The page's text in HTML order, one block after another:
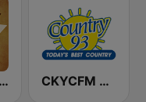
Country Music Radio - Country Mix CKYCFM Country 93.7 FM